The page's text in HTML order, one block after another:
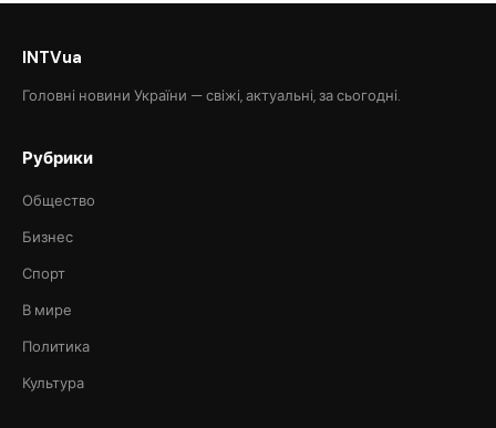
INTVua
Головні новини України — свіжі, актуальні, за сьогодні.
Рубрики
Общество
Бизнес
Спорт
В мире
Политика
Культура